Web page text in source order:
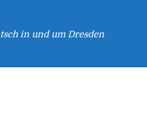
in und um Dresden